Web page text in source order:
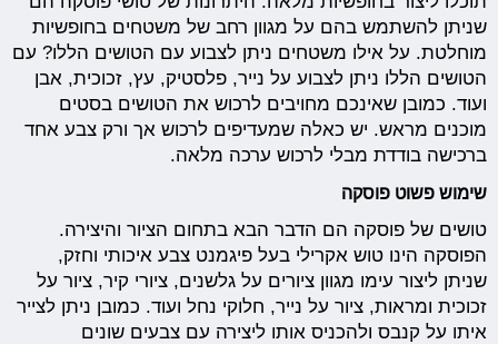
שניתן להשתמש בהם על מגוון רחב של משטחים בחופשיות
מוחלטת. על אילו משטחים ניתן לצבוע עם הטושים הללו? עם
הטושים הללו ניתן לצבוע על נייר, פלסטיק, עץ, זכוכית, אבן
ועוד. כמובן שאינכם מחויבים לרכוש את הטושים בסטים
מוכנים מראש. יש כאלה שמעדיפים לרכוש אך ורק צבע אחד
ברכישה בודדת מבלי לרכוש ערכה מלאה.
שימוש פשוט פוסקה
טושים של פוסקה הם הדבר הבא בתחום הציור והיצירה.
הפוסקה הינו טוש אקרילי בעל פיגמנט צבע איכותי וחזק,
שניתן ליצור עימו מגוון ציורים על גלשנים, ציורי קיר, ציור על
זכוכית ומראות, ציור על נייר, חלוקי נחל ועוד. כמובן ניתן לצייר
איתו על קנבס ולהכניס אותו ליצירה עם צבעים שונים